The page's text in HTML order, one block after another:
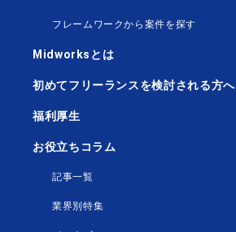
フレームワークから案件を探す
Midworksとは
初めてフリーランスを検討される方へ
福利厚生
お役立ちコラム
記事一覧
業界別特集